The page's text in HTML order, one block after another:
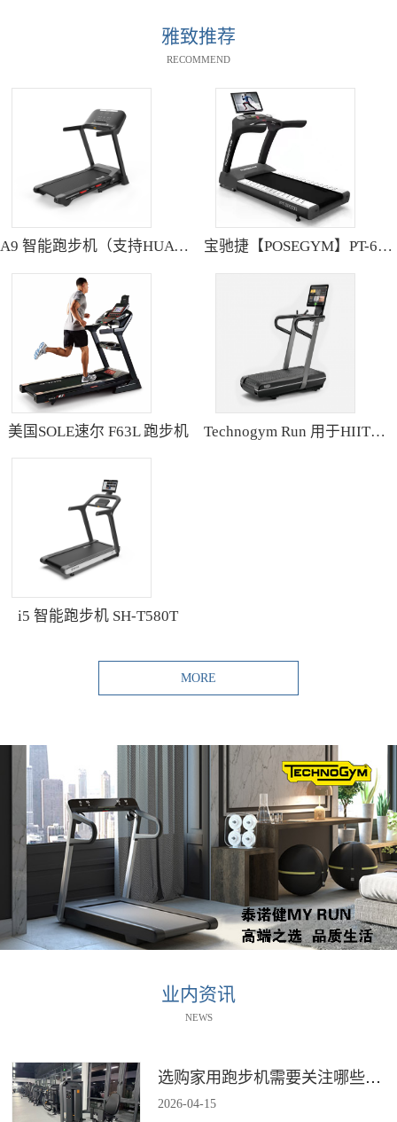
雅致推荐
RECOMMEND
A9 智能跑步机（支持HUAWEI HiLink） SH-T9119P 宝驰捷【POSEGYM】PT-6600Q高清大型触摸屏跑步机静音减震
美国SOLE速尔 F63L 跑步机 Technogym Run 用于HIIT训练的跑步机
i5 智能跑步机 SH-T580T
MORE
业内资讯
NEWS
选购家用跑步机需要关注哪些核心参数？
2026-04-15